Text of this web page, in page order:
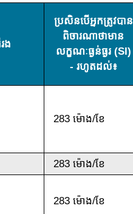
ង
ប្រ​សិន​បើ​អ្នក​ត្រូវ​បាន​
ពិ​ចារណា​ថា​មាន​
លក្ខណៈធ្ងន់​ធ្ងរ (SI)
- រហូត​ដល់​៖
283 ម៉ោង/ខែ
283 ម៉ោង/ខែ
283 ម៉ោង/ខែ